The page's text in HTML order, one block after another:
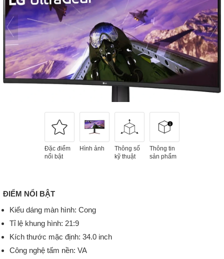
Đặc điểm
nổi bật
Hình ảnh
Thông số
kỹ thuật
Thông tin
sản phẩm
ĐIỂM NỔI BẬT
Kiểu dáng màn hình: Cong
Tỉ lệ khung hình: 21:9
Kích thước mặc định: 34.0 inch
Công nghệ tấm nền: VA